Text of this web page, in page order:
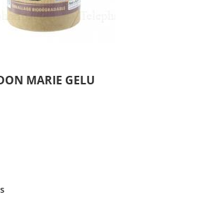
MARIE GELU